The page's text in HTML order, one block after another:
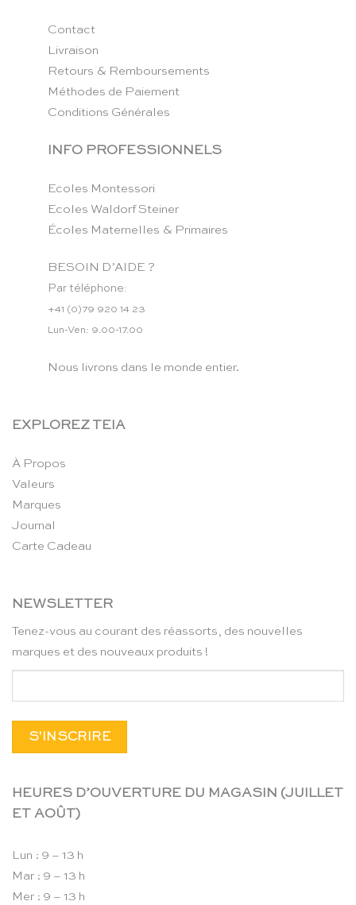
Contact
Livraison
Retours & Remboursements
Méthodes de Paiement
Conditions Générales
INFO PROFESSIONNELS
Ecoles Montessori
Ecoles Waldorf Steiner
Écoles Maternelles & Primaires
BESOIN D’AIDE ?
Par téléphone:
+41 (0)79 920 14 23
Lun-Ven: 9.00-17.00
Nous livrons dans le monde entier.
EXPLOREZ TEIA
À Propos
Valeurs
Marques
Journal
Carte Cadeau
NEWSLETTER
Tenez-vous au courant des réassorts, des nouvelles
marques et des nouveaux produits !
HEURES D’OUVERTURE DU MAGASIN (JUILLET
ET AOÛT)
Lun : 9 – 13 h
Mar : 9 – 13 h
Mer : 9 – 13 h